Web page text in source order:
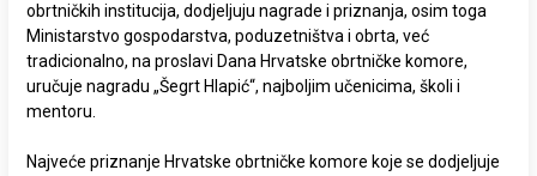
obrtničkih institucija, dodjeljuju nagrade i priznanja, osim toga
Ministarstvo gospodarstva, poduzetništva i obrta, već
tradicionalno, na proslavi Dana Hrvatske obrtničke komore,
uručuje nagradu „Šegrt Hlapić“, najboljim učenicima, školi i
mentoru.
Najveće priznanje Hrvatske obrtničke komore koje se dodjeljuje